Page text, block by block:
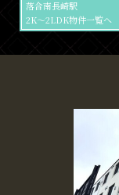
落合南長崎駅
2K～2LDK物件一覧へ